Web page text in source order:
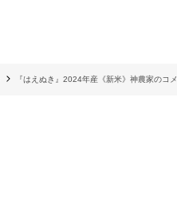
『はえぬき』2024年産《新米》神農家のコメ